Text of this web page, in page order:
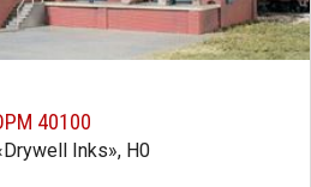
40100
«Drywell Inks», H0